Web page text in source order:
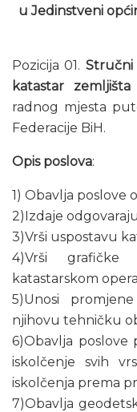
u Jedinstveni
Pozicija 01. Stručni
katastar zemljišta
radnog mjesta
Federacije BiH.
Opis poslova:
1) Obavlja poslove
2)Izdaje
3)Vrši uspostavu
4)Vrši
katastarskom
5)Unosi
njihovu tehničku
6)Obavlja poslove
iskolčenje svih
iskolčenja prema
7)Obavlja